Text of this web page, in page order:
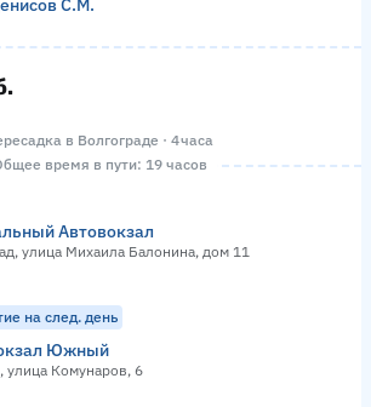
С.М.
в Волгограде · 4 часа
время в пути: 19 часов
Автовокзал
улица Михаила Балонина, дом 11
на след. день
Южный
улица Комунаров, 6